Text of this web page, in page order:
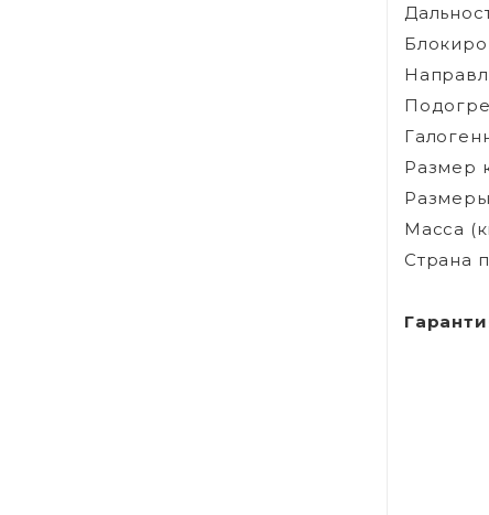
Размер
Масса
Страна